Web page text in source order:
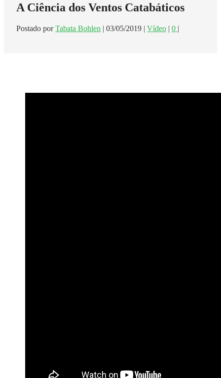
A Ciência dos Ventos Catabáticos
Postado porTabata Bohlen | 03/05/2019 | Vídeo | 0 |